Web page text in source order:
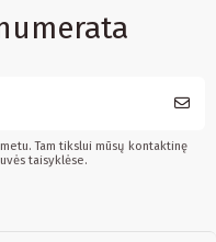
Tam tikslui mūsų kontaktinę
taisyklėse.